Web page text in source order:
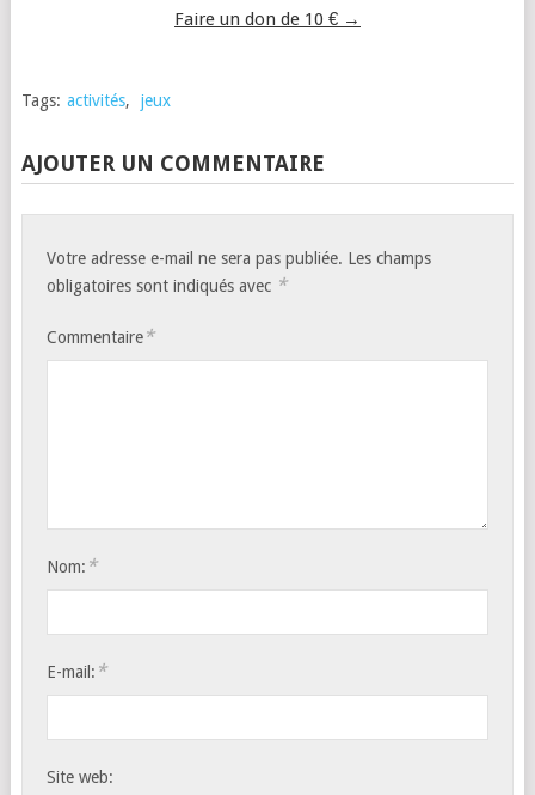
Faire un don de 10 € →
Tags: activités, jeux
AJOUTER UN COMMENTAIRE
Votre adresse e-mail ne sera pas publiée. Les champs
obligatoires sont indiqués avec *
Commentaire*
Nom: *
E-mail: *
Site web: